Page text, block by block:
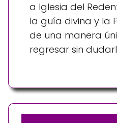
a Iglesia del
la guía divina y la
de una manera
regresar sin